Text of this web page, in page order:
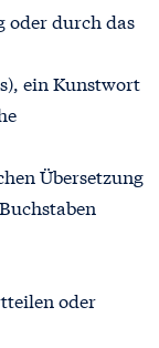
oder durch das
ein Kunstwort
Übersetzung
oder